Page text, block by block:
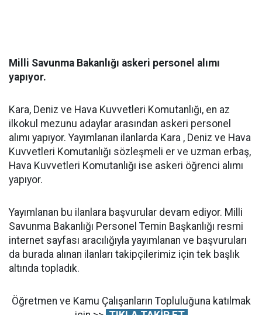
Milli Savunma Bakanlığı askeri personel alımı
yapıyor.
Kara, Deniz ve Hava Kuvvetleri Komutanlığı, en az
ilkokul mezunu adaylar arasından askeri personel
alımı yapıyor. Yayımlanan ilanlarda Kara , Deniz ve Hava
Kuvvetleri Komutanlığı sözleşmeli er ve uzman erbaş,
Hava Kuvvetleri Komutanlığı ise askeri öğrenci alımı
yapıyor.
Yayımlanan bu ilanlara başvurular devam ediyor. Milli
Savunma Bakanlığı Personel Temin Başkanlığı resmi
internet sayfası aracılığıyla yayımlanan ve başvuruları
da burada alınan ilanları takipçilerimiz için tek başlık
altında topladık.
Öğretmen ve Kamu Çalışanların Topluluğuna katılmak